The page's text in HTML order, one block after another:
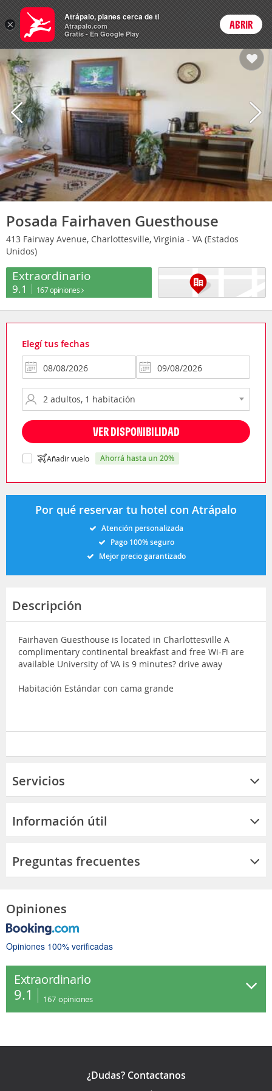
Hoteles Precios en
ARSCambiar moneda
Login
Posada Fairhaven Guesthouse
413 Fairway Avenue, Charlottesville, Virginia - VA (Estados
Unidos)
Extraordinario
9.1 167 opiniones
Elegí tus fechas
VER DISPONIBILIDAD
Añadir vuelo ahorrá hasta un 20%
Por qué reservar tu hotel con Atrápalo
Atención personalizada
Pago 100% seguro
Mejor precio garantizado
Descripción
Fairhaven Guesthouse is located in Charlottesville A
complimentary continental breakfast and free Wi-Fi are
available University of VA is 9 minutes? drive away
Habitación Estándar con cama grande
Servicios
Información útil
Preguntas frecuentes
Opiniones
Opiniones 100% verificadas
Extraordinario
9.1 167 opiniones
¿Dudas? Contactanos
×
Atrápalo, planes cerca de ti
Atrapalo.com
Gratis - En Google Play
ABRIR